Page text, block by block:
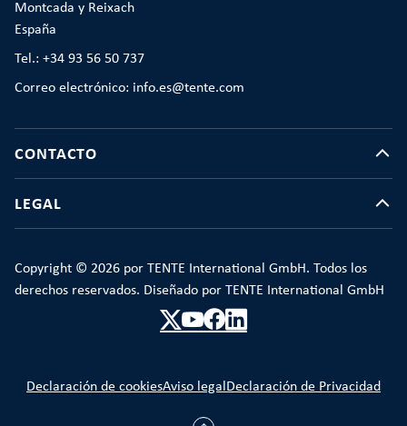
Montcada y Reixach
España
Tel.: +34 93 56 50 737
Correo electrónico: info.es@tente.com
CONTACTO
LEGAL
Copyright © 2026 por TENTE International GmbH. Todos los
derechos reservados. Diseñado por TENTE International GmbH
Declaración de cookiesAviso legal Declaración de Privacidad